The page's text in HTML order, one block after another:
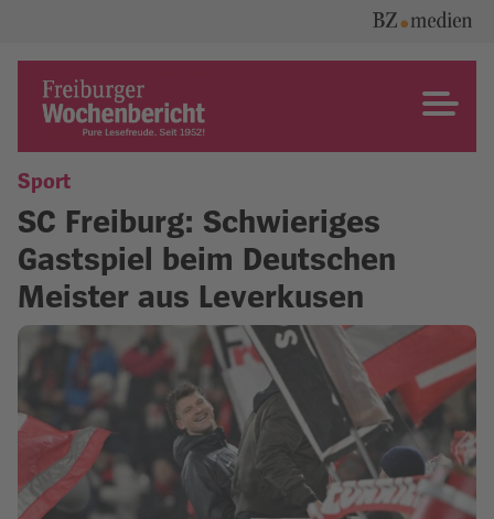
content
Freiburger Wochenbericht
Sport
SC Freiburg: Schwieriges
Gastspiel beim Deutschen
Meister aus Leverkusen